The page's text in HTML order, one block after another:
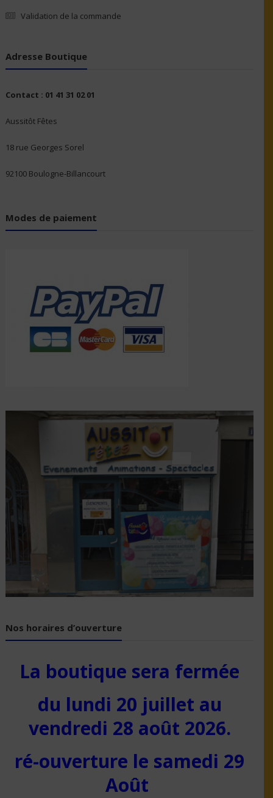
Validation de la commande
Adresse Boutique
Contact : 01 41 31 02 01
Aussitôt Fêtes
18 rue Georges Sorel
92100 Boulogne-Billancourt
Modes de paiement
Nos horaires d’ouverture
La boutique sera fermée
du lundi 20 juillet au
vendredi 28 août 2026.
ré-ouverture le samedi 29
Août